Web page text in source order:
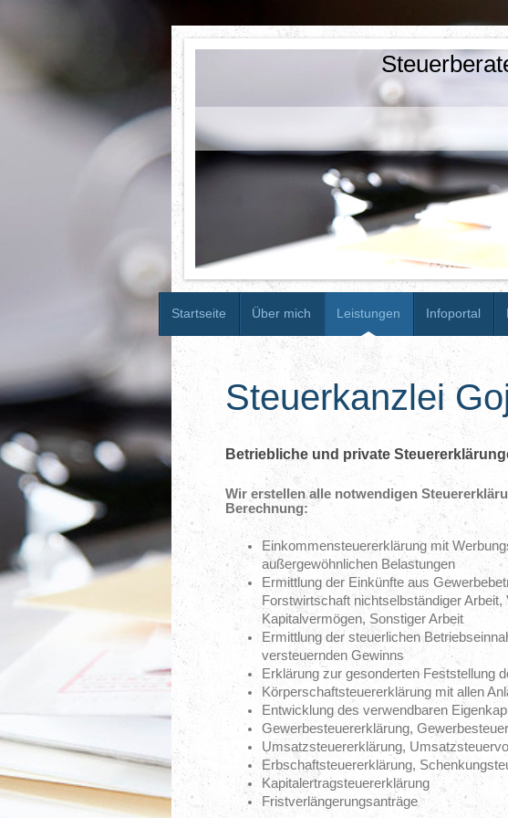
Startseite Über mich Leistungen Infoportal
Steuerkanzlei
Betriebliche und private
Wir erstellen alle notwendigen
Berechnung:
Einkommensteuererklärung mit
außergewöhnlichen Belastungen
Ermittlung der Einkünfte aus
Forstwirtschaft nichtselbständiger Arbeit,
Kapitalvermögen, Sonstiger Arbeit
Ermittlung der steuerlichen
versteuernden Gewinns
Erklärung zur gesonderten Feststellung
Körperschaftsteuererklärung mit allen
Entwicklung des verwendbaren
Gewerbesteuererklärung,
Umsatzsteuererklärung,
Erbschaftsteuererklärung,
Kapitalertragsteuererklärung
Fristverlängerungsanträge